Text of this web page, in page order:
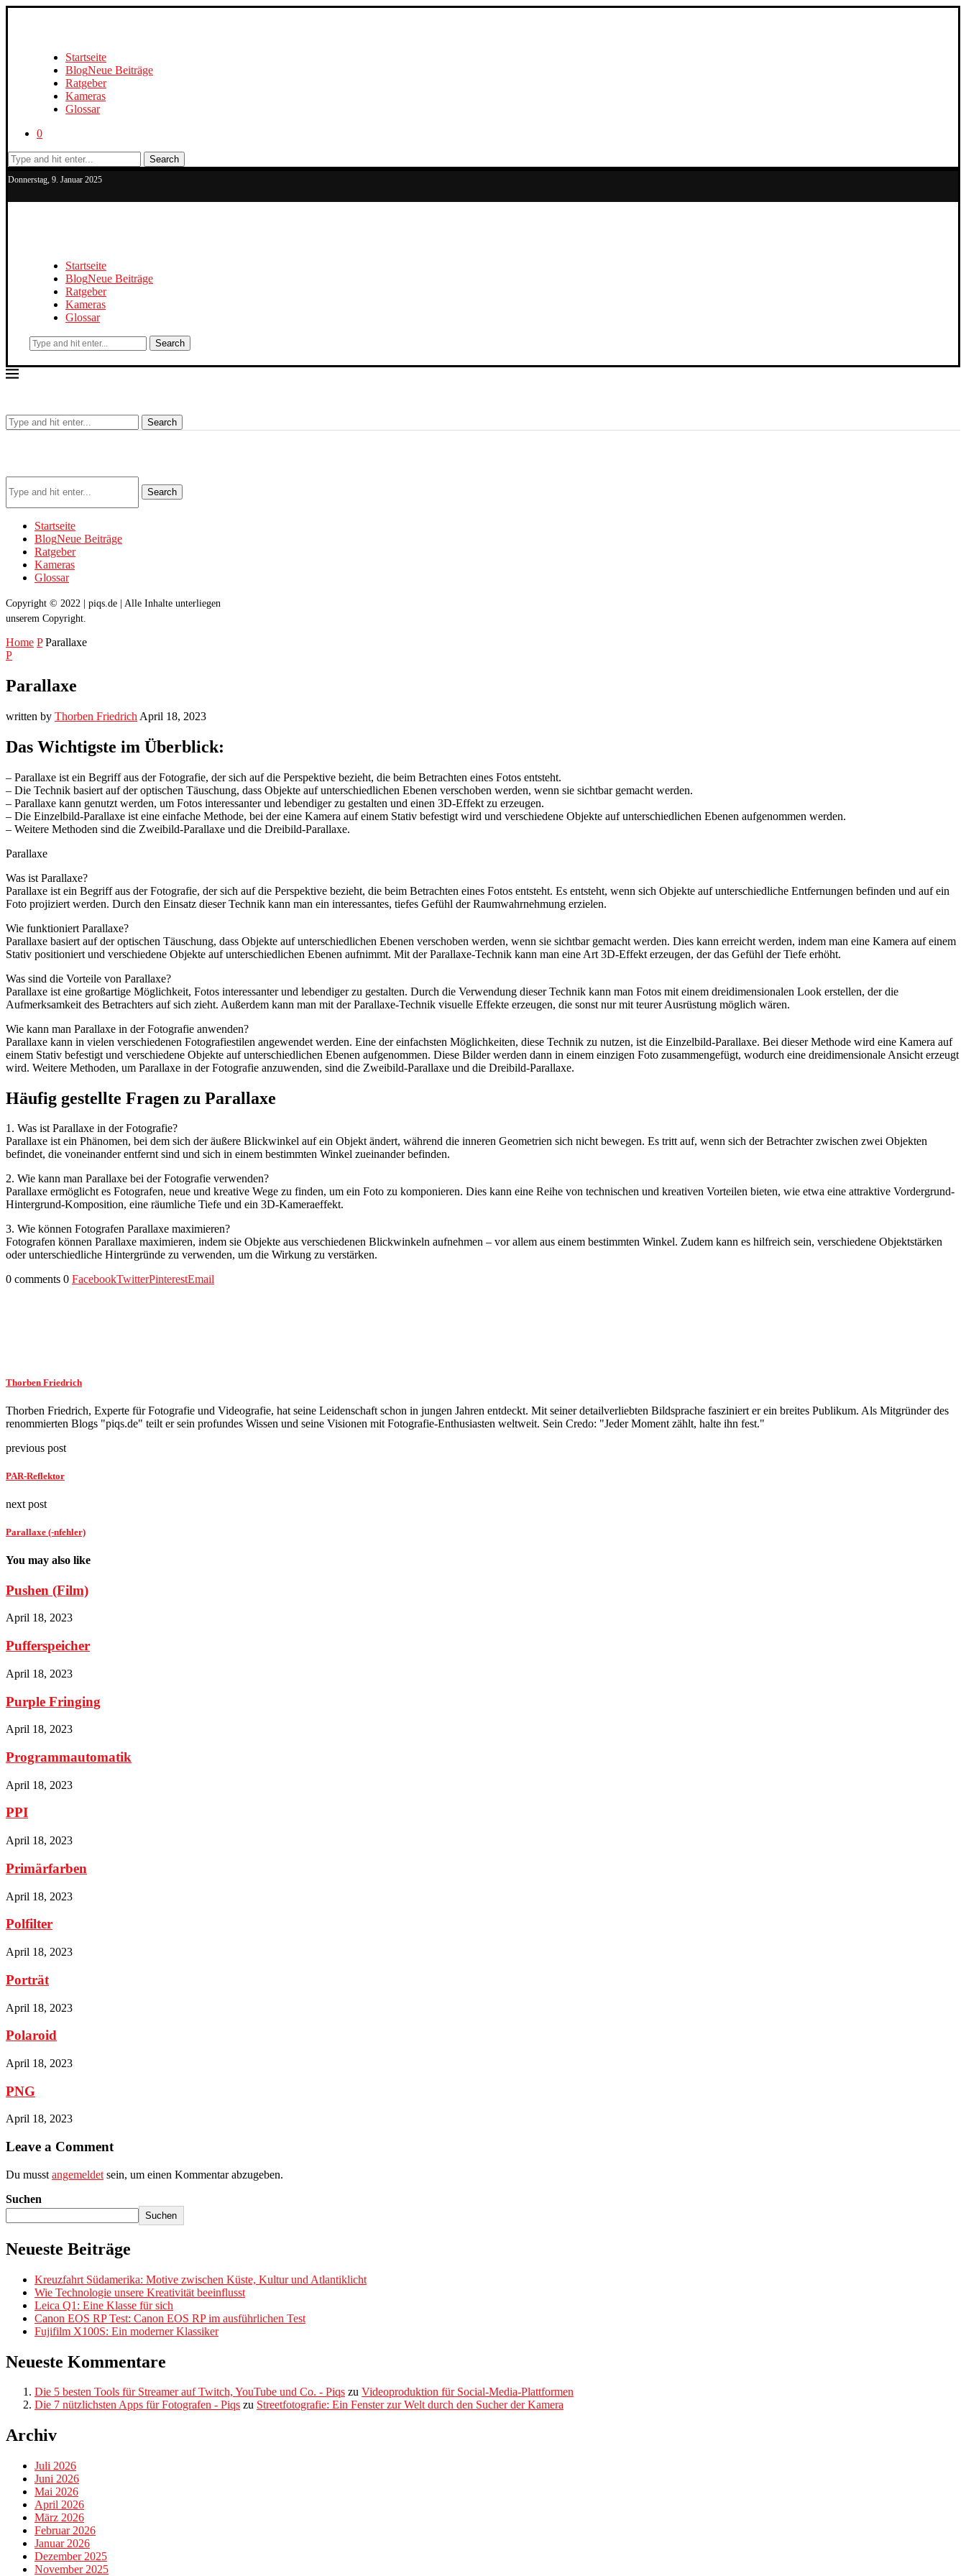
Startseite
BlogNeue Beiträge
Ratgeber
Kameras
Glossar
0
Search
Donnerstag, 9. Januar 2025
Startseite
BlogNeue Beiträge
Ratgeber
Kameras
Glossar
Search
Search
Search
Startseite
BlogNeue Beiträge
Ratgeber
Kameras
Glossar
Copyright © 2022 | piqs.de | Alle Inhalte unterliegen
unserem Copyright.
Home P Parallaxe
P
Parallaxe
written by Thorben Friedrich April 18, 2023
Das Wichtigste im Überblick:
– Parallaxe ist ein Begriff aus der Fotografie, der sich auf die Perspektive bezieht, die beim Betrachten eines Fotos entsteht.
– Die Technik basiert auf der optischen Täuschung, dass Objekte auf unterschiedlichen Ebenen verschoben werden, wenn sie sichtbar gemacht werden.
– Parallaxe kann genutzt werden, um Fotos interessanter und lebendiger zu gestalten und einen 3D-Effekt zu erzeugen.
– Die Einzelbild-Parallaxe ist eine einfache Methode, bei der eine Kamera auf einem Stativ befestigt wird und verschiedene Objekte auf unterschiedlichen Ebenen aufgenommen werden.
– Weitere Methoden sind die Zweibild-Parallaxe und die Dreibild-Parallaxe.
Parallaxe
Was ist Parallaxe?
Parallaxe ist ein Begriff aus der Fotografie, der sich auf die Perspektive bezieht, die beim Betrachten eines Fotos entsteht. Es entsteht, wenn sich Objekte auf unterschiedliche Entfernungen befinden und auf ein
Foto projiziert werden. Durch den Einsatz dieser Technik kann man ein interessantes, tiefes Gefühl der Raumwahrnehmung erzielen.
Wie funktioniert Parallaxe?
Parallaxe basiert auf der optischen Täuschung, dass Objekte auf unterschiedlichen Ebenen verschoben werden, wenn sie sichtbar gemacht werden. Dies kann erreicht werden, indem man eine Kamera auf einem
Stativ positioniert und verschiedene Objekte auf unterschiedlichen Ebenen aufnimmt. Mit der Parallaxe-Technik kann man eine Art 3D-Effekt erzeugen, der das Gefühl der Tiefe erhöht.
Was sind die Vorteile von Parallaxe?
Parallaxe ist eine großartige Möglichkeit, Fotos interessanter und lebendiger zu gestalten. Durch die Verwendung dieser Technik kann man Fotos mit einem dreidimensionalen Look erstellen, der die
Aufmerksamkeit des Betrachters auf sich zieht. Außerdem kann man mit der Parallaxe-Technik visuelle Effekte erzeugen, die sonst nur mit teurer Ausrüstung möglich wären.
Wie kann man Parallaxe in der Fotografie anwenden?
Parallaxe kann in vielen verschiedenen Fotografiestilen angewendet werden. Eine der einfachsten Möglichkeiten, diese Technik zu nutzen, ist die Einzelbild-Parallaxe. Bei dieser Methode wird eine Kamera auf
einem Stativ befestigt und verschiedene Objekte auf unterschiedlichen Ebenen aufgenommen. Diese Bilder werden dann in einem einzigen Foto zusammengefügt, wodurch eine dreidimensionale Ansicht erzeugt
wird. Weitere Methoden, um Parallaxe in der Fotografie anzuwenden, sind die Zweibild-Parallaxe und die Dreibild-Parallaxe.
Häufig gestellte Fragen zu Parallaxe
1. Was ist Parallaxe in der Fotografie?
Parallaxe ist ein Phänomen, bei dem sich der äußere Blickwinkel auf ein Objekt ändert, während die inneren Geometrien sich nicht bewegen. Es tritt auf, wenn sich der Betrachter zwischen zwei Objekten
befindet, die voneinander entfernt sind und sich in einem bestimmten Winkel zueinander befinden.
2. Wie kann man Parallaxe bei der Fotografie verwenden?
Parallaxe ermöglicht es Fotografen, neue und kreative Wege zu finden, um ein Foto zu komponieren. Dies kann eine Reihe von technischen und kreativen Vorteilen bieten, wie etwa eine attraktive Vordergrund-
Hintergrund-Komposition, eine räumliche Tiefe und ein 3D-Kameraeffekt.
3. Wie können Fotografen Parallaxe maximieren?
Fotografen können Parallaxe maximieren, indem sie Objekte aus verschiedenen Blickwinkeln aufnehmen – vor allem aus einem bestimmten Winkel. Zudem kann es hilfreich sein, verschiedene Objektstärken
oder unterschiedliche Hintergründe zu verwenden, um die Wirkung zu verstärken.
0 comments 0 FacebookTwitterPinterestEmail
Thorben Friedrich
Thorben Friedrich, Experte für Fotografie und Videografie, hat seine Leidenschaft schon in jungen Jahren entdeckt. Mit seiner detailverliebten Bildsprache fasziniert er ein breites Publikum. Als Mitgründer des
renommierten Blogs "piqs.de" teilt er sein profundes Wissen und seine Visionen mit Fotografie-Enthusiasten weltweit. Sein Credo: "Jeder Moment zählt, halte ihn fest."
previous post
PAR-Reflektor
next post
Parallaxe (-nfehler)
You may also like
Pushen (Film)
April 18, 2023
Pufferspeicher
April 18, 2023
Purple Fringing
April 18, 2023
Programmautomatik
April 18, 2023
PPI
April 18, 2023
Primärfarben
April 18, 2023
Polfilter
April 18, 2023
Porträt
April 18, 2023
Polaroid
April 18, 2023
PNG
April 18, 2023
Leave a Comment
Du musst angemeldet sein, um einen Kommentar abzugeben.
Suchen
Suchen
Neueste Beiträge
Kreuzfahrt Südamerika: Motive zwischen Küste, Kultur und Atlantiklicht
Wie Technologie unsere Kreativität beeinflusst
Leica Q1: Eine Klasse für sich
Canon EOS RP Test: Canon EOS RP im ausführlichen Test
Fujifilm X100S: Ein moderner Klassiker
Neueste Kommentare
Die 5 besten Tools für Streamer auf Twitch, YouTube und Co. - Piqs zu Videoproduktion für Social-Media-Plattformen
Die 7 nützlichsten Apps für Fotografen - Piqs zu Streetfotografie: Ein Fenster zur Welt durch den Sucher der Kamera
Archiv
Juli 2026
Juni 2026
Mai 2026
April 2026
März 2026
Februar 2026
Januar 2026
Dezember 2025
November 2025